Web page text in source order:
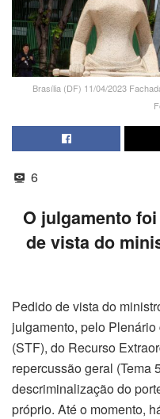
Brasília (DF) 11/04/2023
6
O julgamento
de vista do
Pedido de vista do
julgamento, pelo
(STF), do Recurso
repercussão geral (Tema
descriminalização do
próprio. Até o momento,